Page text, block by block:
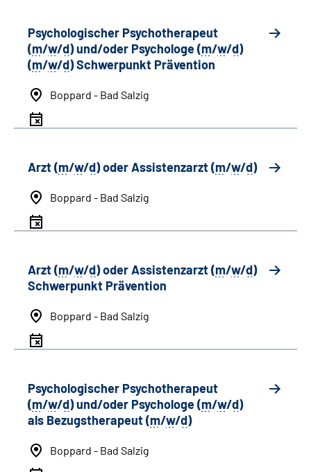
Psychologischer Psychotherapeut
(m/w/d) und/oder Psychologe (m/w/d)
(m/w/d) Schwerpunkt Prävention
Boppard - Bad Salzig
Arzt (m/w/d) oder Assistenzarzt (m/w/d)
Boppard - Bad Salzig
Arzt (m/w/d) oder Assistenzarzt (m/w/d)
Schwerpunkt Prävention
Boppard - Bad Salzig
Psychologischer Psychotherapeut
(m/w/d) und/oder Psychologe (m/w/d)
als Bezugstherapeut (m/w/d)
Boppard - Bad Salzig